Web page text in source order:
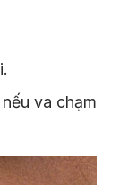
va chạm